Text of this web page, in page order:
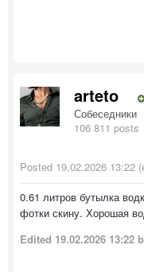
arteto
Собеседники
106 811 posts
Posted 19.02.2026 13:22
0.61 литров бутылка
фотки скину. Хорошая
Edited 19.02.2026 13:22